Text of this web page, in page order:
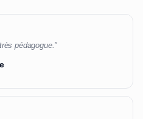
pédagogue."